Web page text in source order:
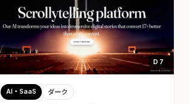
D 7
AI・SaaS ダーク